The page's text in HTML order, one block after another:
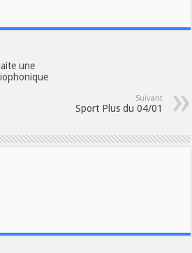
une
Suivant
Sport Plus du 04/01